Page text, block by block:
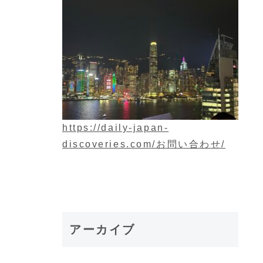
https://daily-japan-
discoveries.com/お問い合わせ/
アーカイブ